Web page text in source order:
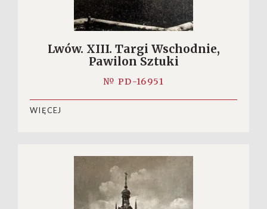
Lwów. XIII. Targi Wschodnie,
Pawilon Sztuki
№ PD-16951
WIĘCEJ